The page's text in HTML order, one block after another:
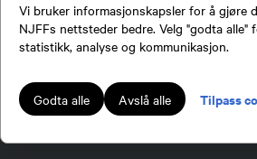
Vi bruker informasjonskapsler for å gjøre
NJFFs nettsteder bedre. Velg "godta alle"
statistikk, analyse og kommunikasjon.
Godta alle Avslå alle Tilpass
jegere og sportsfiskere og et av de viktigste miljøene for
fiske i Norge. Vi er en partipolitisk nøytral organisasjon, men
naturpolitisk engasjement i mange saker.
Lokalforeninger tilsluttet Norges Jeger- og Fiskerforbund har
publiserer på njff.no.